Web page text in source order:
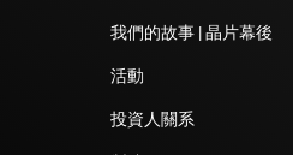
我們的故事 | 晶片幕後
活動
投資人關系